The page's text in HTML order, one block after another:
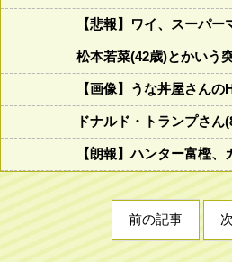
【悲報】ワイ、スーパ
松本若菜(42歳)とかいう
【画像】うな丼屋さん
ドナルド・トランプさ
【朗報】ハンター富樫
前の記事